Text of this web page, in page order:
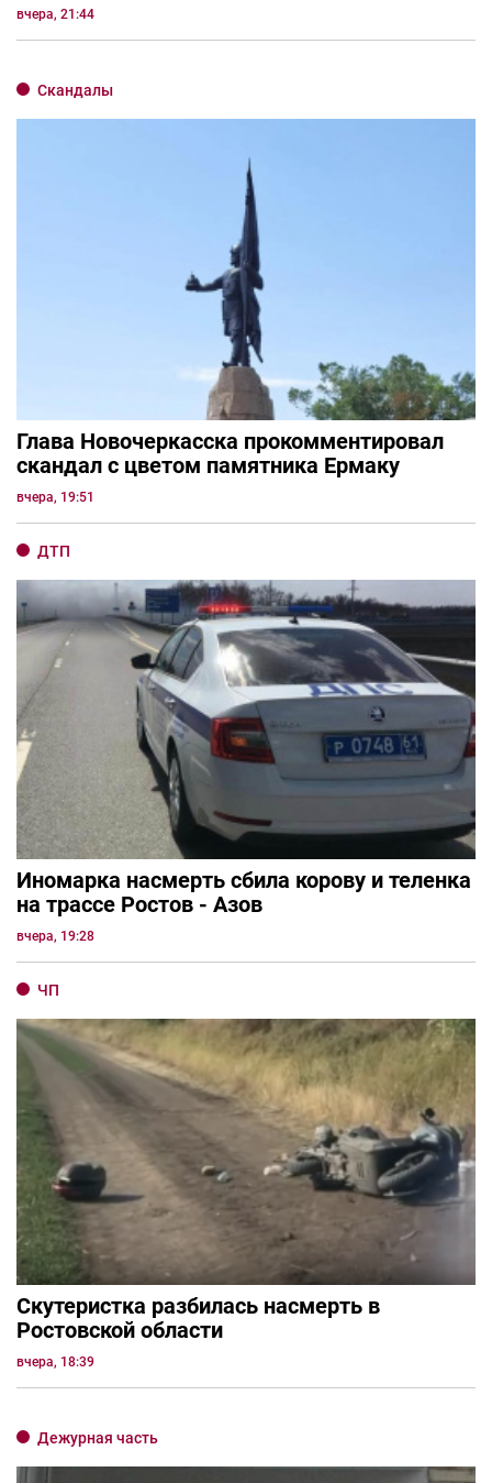
вчера, 21:44
Скандалы
Глава Новочеркасска прокомментировал
скандал с цветом памятника Ермаку
вчера, 19:51
ДТП
Иномарка насмерть сбила корову и теленка
на трассе Ростов - Азов
вчера, 19:28
ЧП
Скутеристка разбилась насмерть в
Ростовской области
вчера, 18:39
Дежурная часть